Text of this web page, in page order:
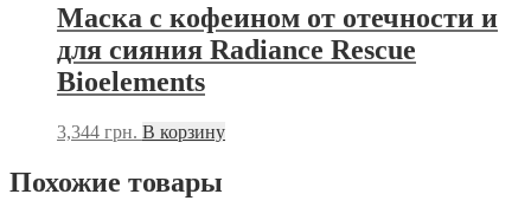
Маска с кофеином от отечности и
для сияния Radiance Rescue
Bioelements
3,344 грн. В корзину
Похожие товары